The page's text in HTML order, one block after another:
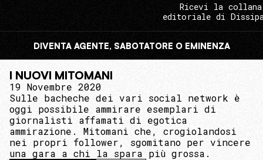
Ricevi la collana
editoriale di
DIVENTA AGENTE, SABOTATORE O EMINENZA
I NUOVI MITOMANI
19 Novembre 2020
Sulle bacheche dei vari social network è
oggi possibile ammirare esemplari di
giornalisti affamati di egotica
ammirazione. Mitomani che, crogiolandosi
nei propri follower, sgomitano per vincere
una gara a chi la spara più grossa.